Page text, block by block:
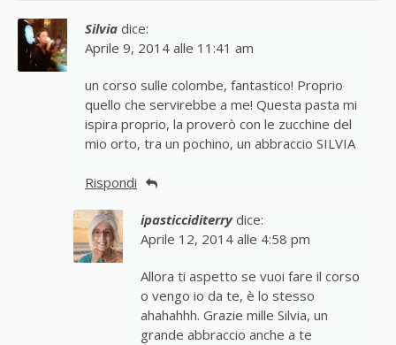
Silvia dice:
Aprile 9, 2014 alle 11:41 am
un corso sulle colombe, fantastico! Proprio
quello che servirebbe a me! Questa pasta mi
ispira proprio, la proverò con le zucchine del
mio orto, tra un pochino, un abbraccio SILVIA
Rispondi
ipasticciditerry dice:
Aprile 12, 2014 alle 4:58 pm
Allora ti aspetto se vuoi fare il corso
o vengo io da te, è lo stesso
ahahahhh. Grazie mille Silvia, un
grande abbraccio anche a te